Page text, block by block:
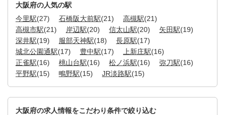
大阪府の人気の駅
今里駅(27) 石橋阪大前駅(21) 高槻駅(21)
高槻市駅(21) 岸辺駅(20) 信太山駅(20) 矢田駅(19)
深井駅(19) 服部天神駅(18) 長原駅(17)
城北公園通駅(17) 豊中駅(17) 上新庄駅(16)
正雀駅(16) 桃山台駅(16) 松ノ浜駅(16) 弥刀駅(16)
平野駅(15) 鴫野駅(15) JR淡路駅(15)
大阪府の求人情報をこだわり条件で絞り込む